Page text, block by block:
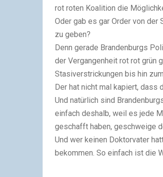
rot roten Koalition die
Oder gab es gar Order von
zu geben?
Denn gerade Brandenburgs
der Vergangenheit rot rot grün
Stasiverstrickungen bis hin
Der hat nicht mal kapiert, dass
Und natürlich sind
einfach deshalb, weil es jede
geschafft haben, geschweige
Und wer keinen Doktorvater
bekommen. So einfach ist die